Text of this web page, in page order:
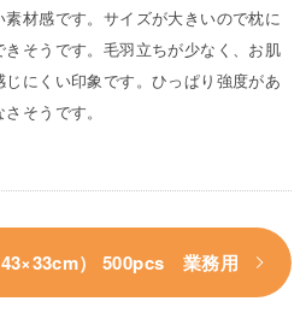
材感です。サイズが大きいので枕に
そうです。毛羽立ちが少なく、お肌
にくい印象です。ひっぱり強度があ
そうです。
） 500pcs 業務用